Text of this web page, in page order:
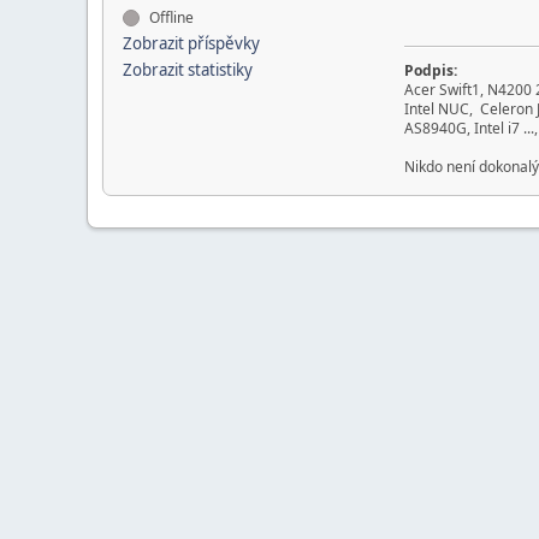
Offline
Zobrazit příspěvky
Zobrazit statistiky
Podpis:
Acer Swift1, N4200
Intel NUC, Celeron
AS8940G, Intel i7
Nikdo není